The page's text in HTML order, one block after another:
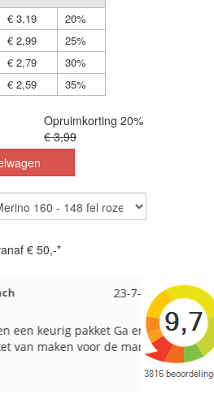
€ 3,19
20%
€ 2,99
25%
€ 2,79
30%
€ 2,59 35%
Opruimkorting 20%
€ 3,99
€ 50,-*
23-7-2026
pakket Ga er
voor de markt.
Hilde uit
Reeds
de service.